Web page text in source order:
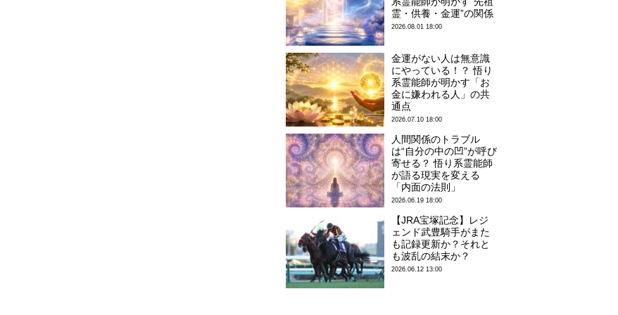
霊・供養・金運”の関係
2026.08.01 18:00
金運がない人は無意識
にやっている！？ 悟り
系霊能師が明かす「お
金に嫌われる人」の共
通点
2026.07.10 18:00
人間関係のトラブル
は“自分の中の凹”が呼び
寄せる？ 悟り系霊能師
が語る現実を変える
「内面の法則」
2026.06.19 18:00
【JRA宝塚記念】レジ
ェンド武豊騎手がまた
も記録更新か？それと
も波乱の結末か？
2026.06.12 13:00